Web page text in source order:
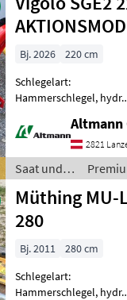
Seppi
Bj. 2026
220 cm
Schlegelart:
Hammerschlegel, hydr.
Getriebe Vigolo
Seitenmulcher SGE2
Anbaubock Kat II,
Freilaufgetriebe 540 U/
Doppeltes Gehäuse,
Altmann
2821
Saat und
Pflege /
Vigolo
Müthing MU-
280
Bj. 2011
280 cm
Schlegelart:
Hammerschlegel, hydr.